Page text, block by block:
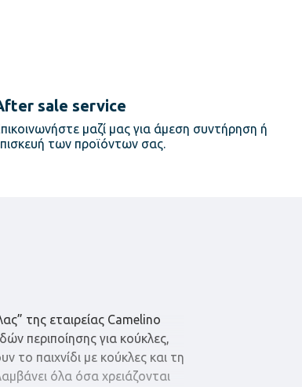
sale service
μαζί μας για άμεση συντήρηση ή
των προϊόντων σας.
της εταιρείας Camelino
περιποίησης για κούκλες,
το παιχνίδι με κούκλες και τη
όλα όσα χρειάζονται